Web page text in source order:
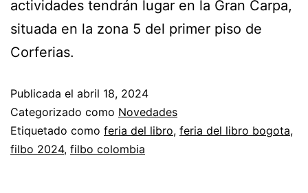
actividades tendrán lugar en la Gran Carpa,
situada en la zona 5 del primer piso de
Corferias.
Publicada el abril 18, 2024
Categorizado como Novedades
Etiquetado como feria del libro, feria del libro bogota,
filbo 2024, filbo colombia